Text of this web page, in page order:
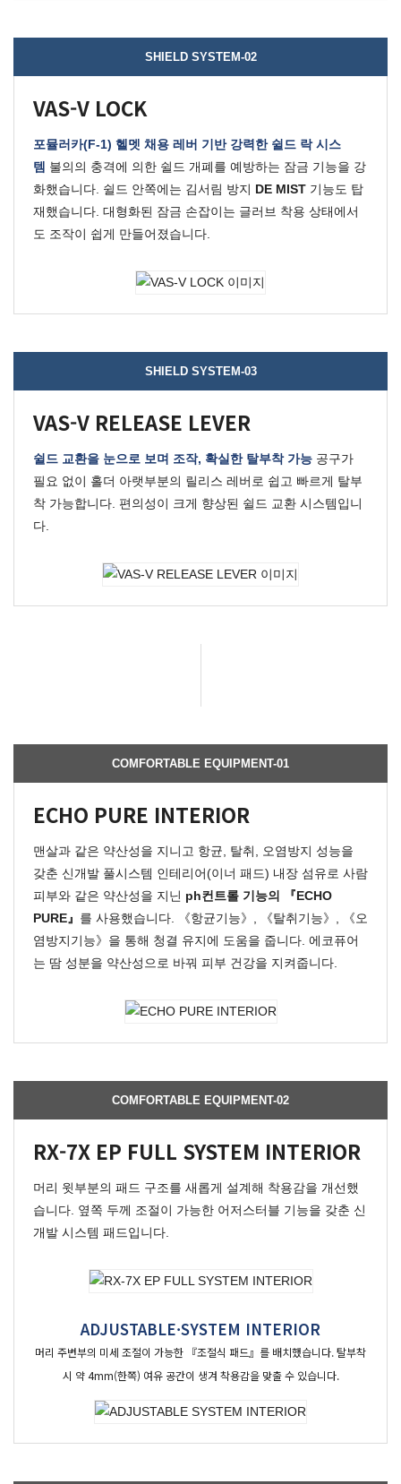
SHIELD SYSTEM-02
VAS-V LOCK
포뮬러카(F-1) 헬멧 채용 레버 기반 강력한 쉴드 락 시스
템 불의의 충격에 의한 쉴드 개폐를 예방하는 잠금 기능을 강
화했습니다. 쉴드 안쪽에는 김서림 방지 DE MIST기능도 탑
재했습니다. 대형화된 잠금 손잡이는 글러브 착용 상태에서
도 조작이 쉽게 만들어졌습니다.
SHIELD SYSTEM-03
VAS-V RELEASE LEVER
쉴드 교환을 눈으로 보며 조작, 확실한 탈부착 가능 공구가
필요 없이 홀더 아랫부분의 릴리스 레버로 쉽고 빠르게 탈부
착 가능합니다. 편의성이 크게 향상된 쉴드 교환 시스템입니
다.
COMFORTABLE EQUIPMENT-01
ECHO PURE INTERIOR
맨살과 같은 약산성을 지니고 항균, 탈취, 오염방지 성능을
갖춘 신개발 풀시스템 인테리어(이너 패드) 내장 섬유로 사람
피부와 같은 약산성을 지닌 ph컨트롤 기능의 『ECHO
PURE』 를 사용했습니다. 《항균기능》, 《탈취기능》, 《오
염방지기능》을 통해 청결 유지에 도움을 줍니다. 에코퓨어
는 땀 성분을 약산성으로 바꿔 피부 건강을 지켜줍니다.
COMFORTABLE EQUIPMENT-02
RX-7X EP FULL SYSTEM INTERIOR
머리 윗부분의 패드 구조를 새롭게 설계해 착용감을 개선했
습니다. 옆쪽 두께 조절이 가능한 어저스터블 기능을 갖춘 신
개발 시스템 패드입니다.
ADJUSTABLE·SYSTEM INTERIOR
머리 주변부의 미세 조절이 가능한 『조절식 패드』를 배치했습니다. 탈부착
시 약 4mm(한쪽) 여유 공간이 생겨 착용감을 맞출 수 있습니다.